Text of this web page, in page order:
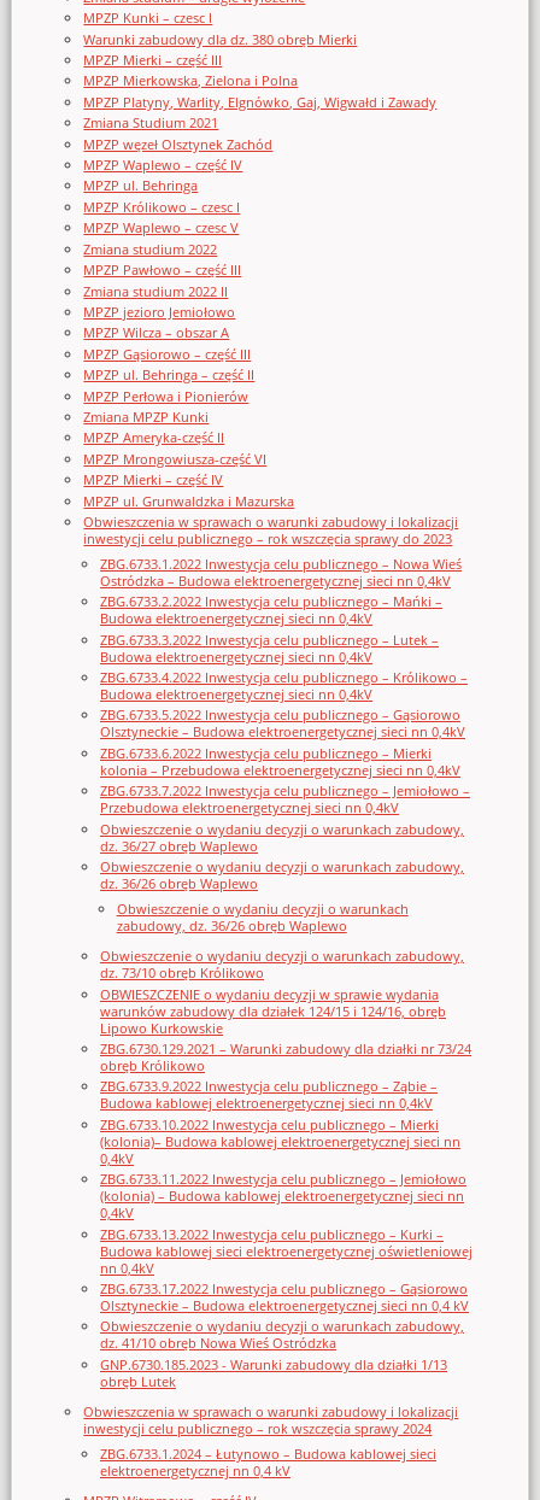
MPZP Kunki – czesc I
Warunki zabudowy dla dz. 380 obręb Mierki
MPZP Mierki – część III
MPZP Mierkowska, Zielona i Polna
MPZP Platyny, Warlity, Elgnówko, Gaj, Wigwałd i Zawady
Zmiana Studium 2021
MPZP węzeł Olsztynek Zachód
MPZP Waplewo – część IV
MPZP ul. Behringa
MPZP Królikowo – czesc I
MPZP Waplewo – czesc V
Zmiana studium 2022
MPZP Pawłowo – część III
Zmiana studium 2022 II
MPZP jezioro Jemiołowo
MPZP Wilcza – obszar A
MPZP Gąsiorowo – część III
MPZP ul. Behringa – część II
MPZP Perłowa i Pionierów
Zmiana MPZP Kunki
MPZP Ameryka-część II
MPZP Mrongowiusza-część VI
MPZP Mierki – część IV
MPZP ul. Grunwaldzka i Mazurska
Obwieszczenia w sprawach o warunki zabudowy i lokalizacji
inwestycji celu publicznego – rok wszczęcia sprawy do 2023
ZBG.6733.1.2022 Inwestycja celu publicznego – Nowa Wieś
Ostródzka – Budowa elektroenergetycznej sieci nn 0,4kV
ZBG.6733.2.2022 Inwestycja celu publicznego – Mańki –
Budowa elektroenergetycznej sieci nn 0,4kV
ZBG.6733.3.2022 Inwestycja celu publicznego – Lutek –
Budowa elektroenergetycznej sieci nn 0,4kV
ZBG.6733.4.2022 Inwestycja celu publicznego – Królikowo –
Budowa elektroenergetycznej sieci nn 0,4kV
ZBG.6733.5.2022 Inwestycja celu publicznego – Gąsiorowo
Olsztyneckie – Budowa elektroenergetycznej sieci nn 0,4kV
ZBG.6733.6.2022 Inwestycja celu publicznego – Mierki
kolonia – Przebudowa elektroenergetycznej sieci nn 0,4kV
ZBG.6733.7.2022 Inwestycja celu publicznego – Jemiołowo –
Przebudowa elektroenergetycznej sieci nn 0,4kV
Obwieszczenie o wydaniu decyzji o warunkach zabudowy,
dz. 36/27 obręb Waplewo
Obwieszczenie o wydaniu decyzji o warunkach zabudowy,
dz. 36/26 obręb Waplewo
Obwieszczenie o wydaniu decyzji o warunkach
zabudowy, dz. 36/26 obręb Waplewo
Obwieszczenie o wydaniu decyzji o warunkach zabudowy,
dz. 73/10 obręb Królikowo
OBWIESZCZENIE o wydaniu decyzji w sprawie wydania
warunków zabudowy dla działek 124/15 i 124/16, obręb
Lipowo Kurkowskie
ZBG.6730.129.2021 – Warunki zabudowy dla działki nr 73/24
obręb Królikowo
ZBG.6733.9.2022 Inwestycja celu publicznego – Ząbie –
Budowa kablowej elektroenergetycznej sieci nn 0,4kV
ZBG.6733.10.2022 Inwestycja celu publicznego – Mierki
(kolonia)– Budowa kablowej elektroenergetycznej sieci nn
0,4kV
ZBG.6733.11.2022 Inwestycja celu publicznego – Jemiołowo
(kolonia) – Budowa kablowej elektroenergetycznej sieci nn
0,4kV
ZBG.6733.13.2022 Inwestycja celu publicznego – Kurki –
Budowa kablowej sieci elektroenergetycznej oświetleniowej
nn 0,4kV
ZBG.6733.17.2022 Inwestycja celu publicznego – Gąsiorowo
Olsztyneckie – Budowa elektroenergetycznej sieci nn 0,4 kV
Obwieszczenie o wydaniu decyzji o warunkach zabudowy,
dz. 41/10 obręb Nowa Wieś Ostródzka
GNP.6730.185.2023 - Warunki zabudowy dla działki 1/13
obręb Lutek
Obwieszczenia w sprawach o warunki zabudowy i lokalizacji
inwestycji celu publicznego – rok wszczęcia sprawy 2024
ZBG.6733.1.2024 – Łutynowo – Budowa kablowej sieci
elektroenergetycznej nn 0,4 kV